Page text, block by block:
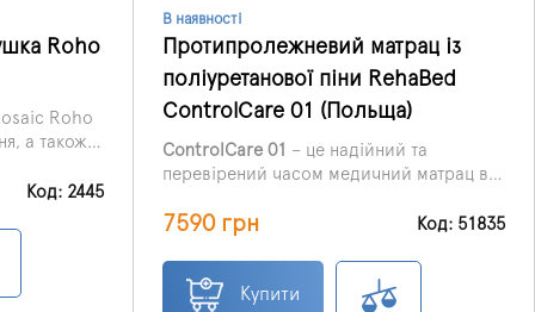
Roho
Roho
а також
Код: 2445
В наявності
Протипролежневий матрац із
поліуретанової піни RehaBed
ControlCare 01 (Польща)
ControlCare 01 – це надійний та
перевірений часом медичний матрац від
щоденно обирають тисячі лікарень,
домашнього догляду.
7590 грн Код: 51835
Купити